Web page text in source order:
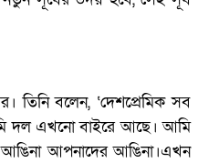
বলেন, ‘দেশপ্রেমিক সব
দল এখনো বাইরে আছে। আমি
আপনাদের আঙিনা।এখন